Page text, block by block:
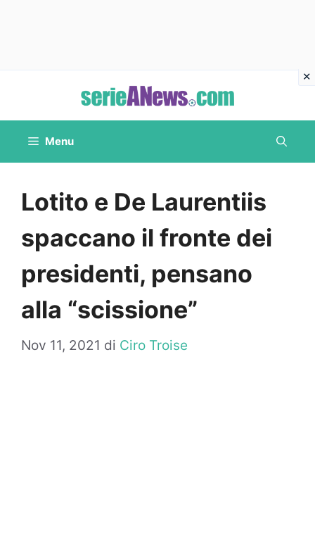
contenuto
Menu
Lotito e De Laurentiis
spaccano il fronte dei
presidenti, pensano
alla “scissione”
Nov 11, 2021 di Ciro Troise